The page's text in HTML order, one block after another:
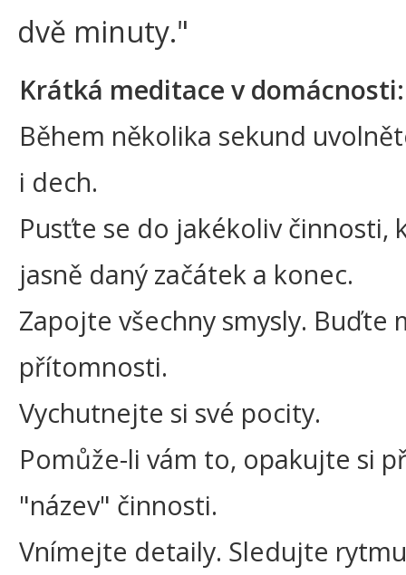
dvě minuty."
Krátká meditace v domácnosti:
Během několika sekund
i dech.
Pusťte se do jakékoliv činnosti,
jasně daný začátek a konec.
Zapojte všechny smysly. Buďte
přítomnosti.
Vychutnejte si své pocity.
Pomůže-li vám to, opakujte si
"název" činnosti.
Vnímejte detaily. Sledujte